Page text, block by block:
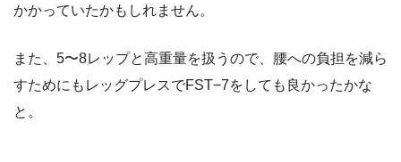
かかっていたかもしれません。
また、5〜8レップと高重量を扱うので、腰への負担を減ら
すためにもレッグプレスでFST−7をしても良かったかな
と。